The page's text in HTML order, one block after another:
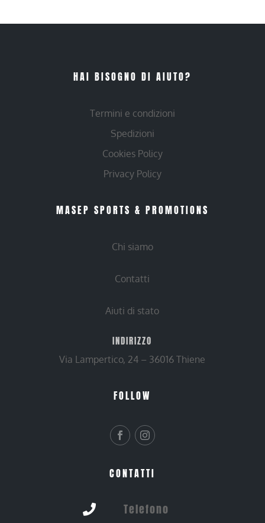
HAI BISOGNO DI AIUTO?
Termini e condizioni
Spedizioni
Cookies Policy
Privacy Policy
MASEP SPORTS & PROMOTIONS
Chi siamo
Contatti
Aiuti di stato
INDIRIZZO
Via Lampertico, 24 – 36016 Thiene
FOLLOW
CONTATTI
 Telefono